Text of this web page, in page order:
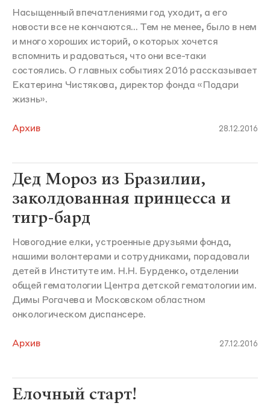
Насыщенный впечатлениями год уходит, а его
новости все не кончаются... Тем не менее, было в нем
и много хороших историй, о которых хочется
вспомнить и радоваться, что они все-таки
состоялись. О главных событиях 2016 рассказывает
Екатерина Чистякова, директор фонда «Подари
жизнь».
Архив 28.12.2016
Дед Мороз из Бразилии,
заколдованная принцесса и
тигр-бард
Новогодние елки, устроенные друзьями фонда,
нашими волонтерами и сотрудниками, порадовали
детей в Институте им. Н.Н. Бурденко, отделении
общей гематологии Центра детской гематологии им.
Димы Рогачева и Московском областном
онкологическом диспансере.
Архив 27.12.2016
Елочный старт!